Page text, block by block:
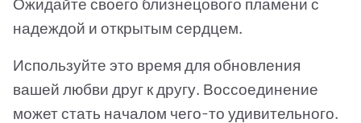
Ожидайте своего близнецового пламени с
надеждой и открытым сердцем.
Используйте это время для обновления
вашей любви друг к другу. Воссоединение
может стать началом чего-то удивительного.